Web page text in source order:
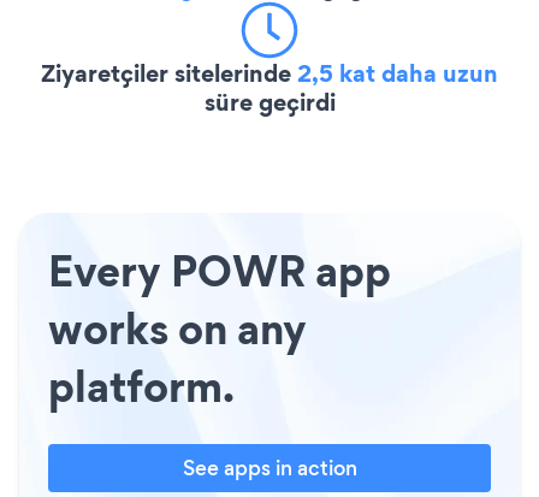
Ziyaretçiler sitelerinde2,5 kat daha uzun
süre geçirdi
Every POWR app
works on any
platform.
See apps in action